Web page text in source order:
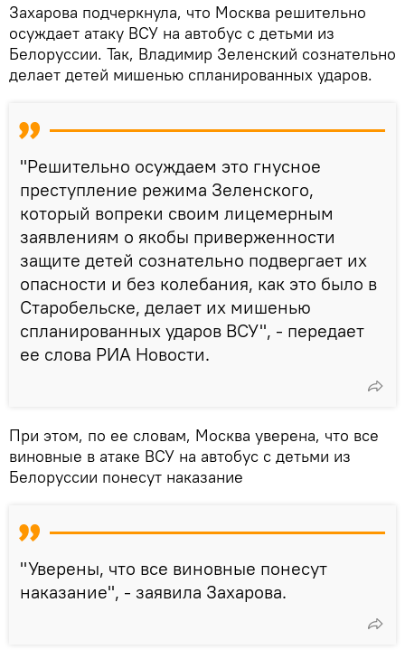
Захарова подчеркнула, что Москва решительно
осуждает атаку ВСУ на автобус с детьми из
Белоруссии. Так, Владимир Зеленский сознательно
делает детей мишенью спланированных ударов.
"Решительно осуждаем это гнусное
преступление режима Зеленского,
который вопреки своим лицемерным
заявлениям о якобы приверженности
защите детей сознательно подвергает их
опасности и без колебания, как это было в
Старобельске, делает их мишенью
спланированных ударов ВСУ", - передает
ее слова РИА Новости.
При этом, по ее словам, Москва уверена, что все
виновные в атаке ВСУ на автобус с детьми из
Белоруссии понесут наказание
"Уверены, что все виновные понесут
наказание", - заявила Захарова.